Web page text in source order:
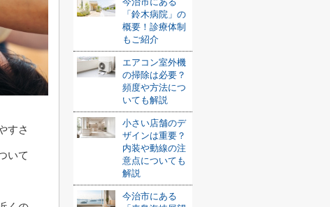
すさ
いて
「鈴木病院」の
概要！診療体制
もご紹介
エアコン室外機
の掃除は必要？
頻度や方法につ
いても解説
小さい店舗のデ
ザインは重要？
内装や動線の注
意点についても
解説
今治市にある